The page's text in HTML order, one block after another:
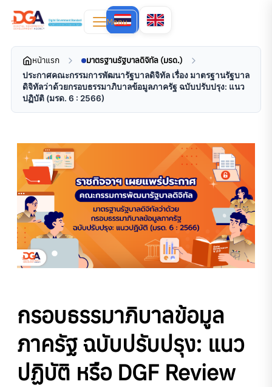
Menu
หน้าแรก มาตรฐานรัฐบาลดิจิทัล (มรด.)
ประกาศคณะกรรมการพัฒนารัฐบาลดิจิทัล เรื่อง มาตรฐานรัฐบาล
ดิจิทัลว่าด้วยกรอบธรรมาภิบาลข้อมูลภาครัฐ ฉบับปรับปรุง: แนว
ปฏิบัติ (มรด. 6 : 2566)
กรอบธรรมาภิบาลข้อมูล
ภาครัฐ ฉบับปรับปรุง: แนว
ปฏิบัติ หรือ DGF Review